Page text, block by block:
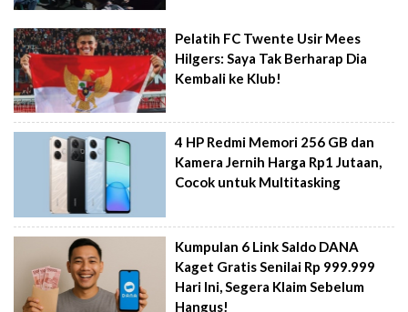
Pelatih FC Twente Usir Mees
Hilgers: Saya Tak Berharap Dia
Kembali ke Klub!
4 HP Redmi Memori 256 GB dan
Kamera Jernih Harga Rp1 Jutaan,
Cocok untuk Multitasking
Kumpulan 6 Link Saldo DANA
Kaget Gratis Senilai Rp 999.999
Hari Ini, Segera Klaim Sebelum
Hangus!